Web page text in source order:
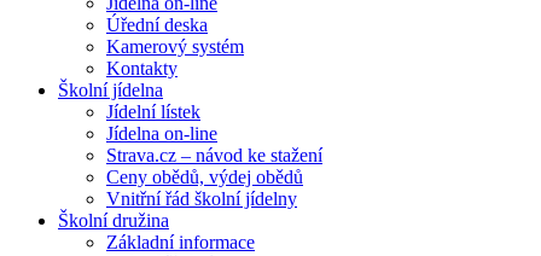
Úřední deska
Kamerový systém
Kontakty
Školní jídelna
Jídelní lístek
Jídelna on-line
Strava.cz – návod ke stažení
Ceny obědů, výdej obědů
Vnitřní řád školní jídelny
Školní družina
Základní informace